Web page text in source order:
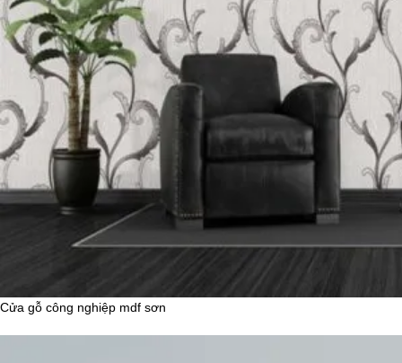
Cửa gỗ công nghiệp mdf sơn